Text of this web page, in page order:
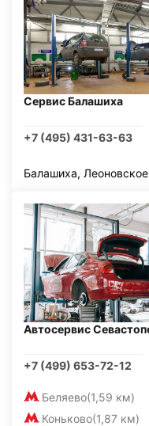
Сервис Балашиха
+7 (495) 431-63-63
Балашиха,
Автосервис
+7 (499) 653-72-12
Беляево(1,59 км)
Коньково(1,87 км)